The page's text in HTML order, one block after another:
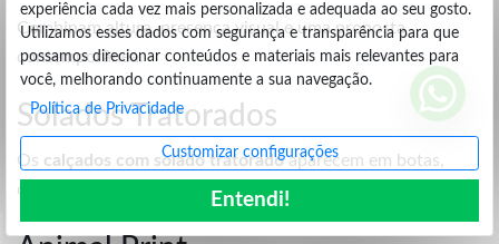
experiência cada vez mais personalizada e adequada ao seu gosto.
Utilizamos esses dados com segurança e transparência para que
possamos direcionar conteúdos e materiais mais relevantes para
você, melhorando continuamente a sua navegação.
Política de Privacidade
Customizar configurações
Entendi!
Combinam altura, presença visual e uma proposta
contemporânea.
Solados Tratorados
Os calçados com solado tratoradoaparecem em botas,
coturnos, sapatos e outros modelos com visual marcante.